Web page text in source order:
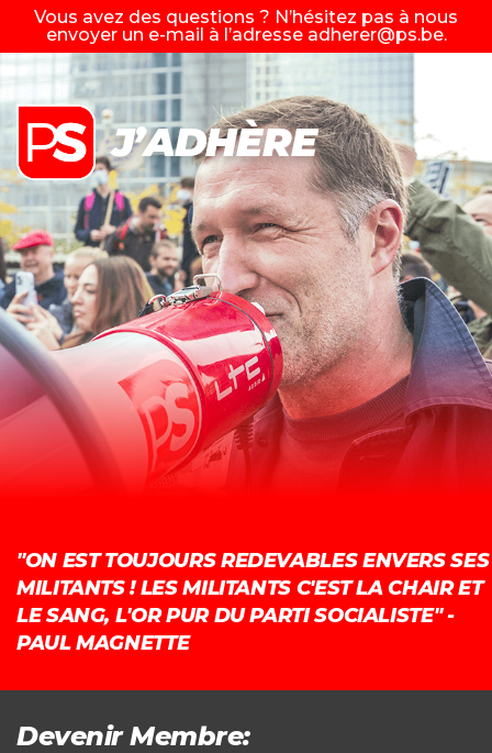
Vous avez des questions ? N’hésitez pas à nous
envoyer un e-mail à l’adresse adherer@ps.be.
J’ADHÈRE
"ON EST TOUJOURS REDEVABLES ENVERS SES
MILITANTS ! LES MILITANTS C'EST LA CHAIR ET
LE SANG, L'OR PUR DU PARTI SOCIALISTE" -
PAUL MAGNETTE
Devenir Membre: